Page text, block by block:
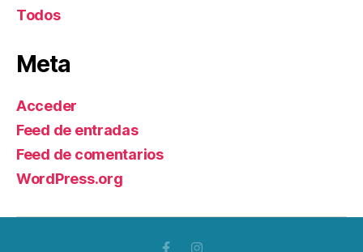
Todos
Meta
Acceder
Feed de entradas
Feed de comentarios
WordPress.org